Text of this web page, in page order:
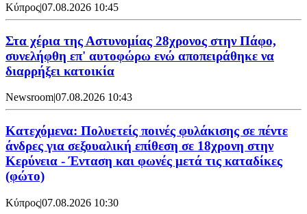
Κύπρος|07.08.2026 10:45
Στα χέρια της Αστυνομίας 28χρονος στην Πάφο,
συνελήφθη επ' αυτοφώρω ενώ αποπειράθηκε να
διαρρήξει κατοικία
Newsroom|07.08.2026 10:43
Κατεχόμενα: Πολυετείς ποινές φυλάκισης σε πέντε
άνδρες για σεξουαλική επίθεση σε 18χρονη στην
Κερύνεια - Ένταση και φωνές μετά τις καταδίκες
(φώτο)
Κύπρος|07.08.2026 10:30